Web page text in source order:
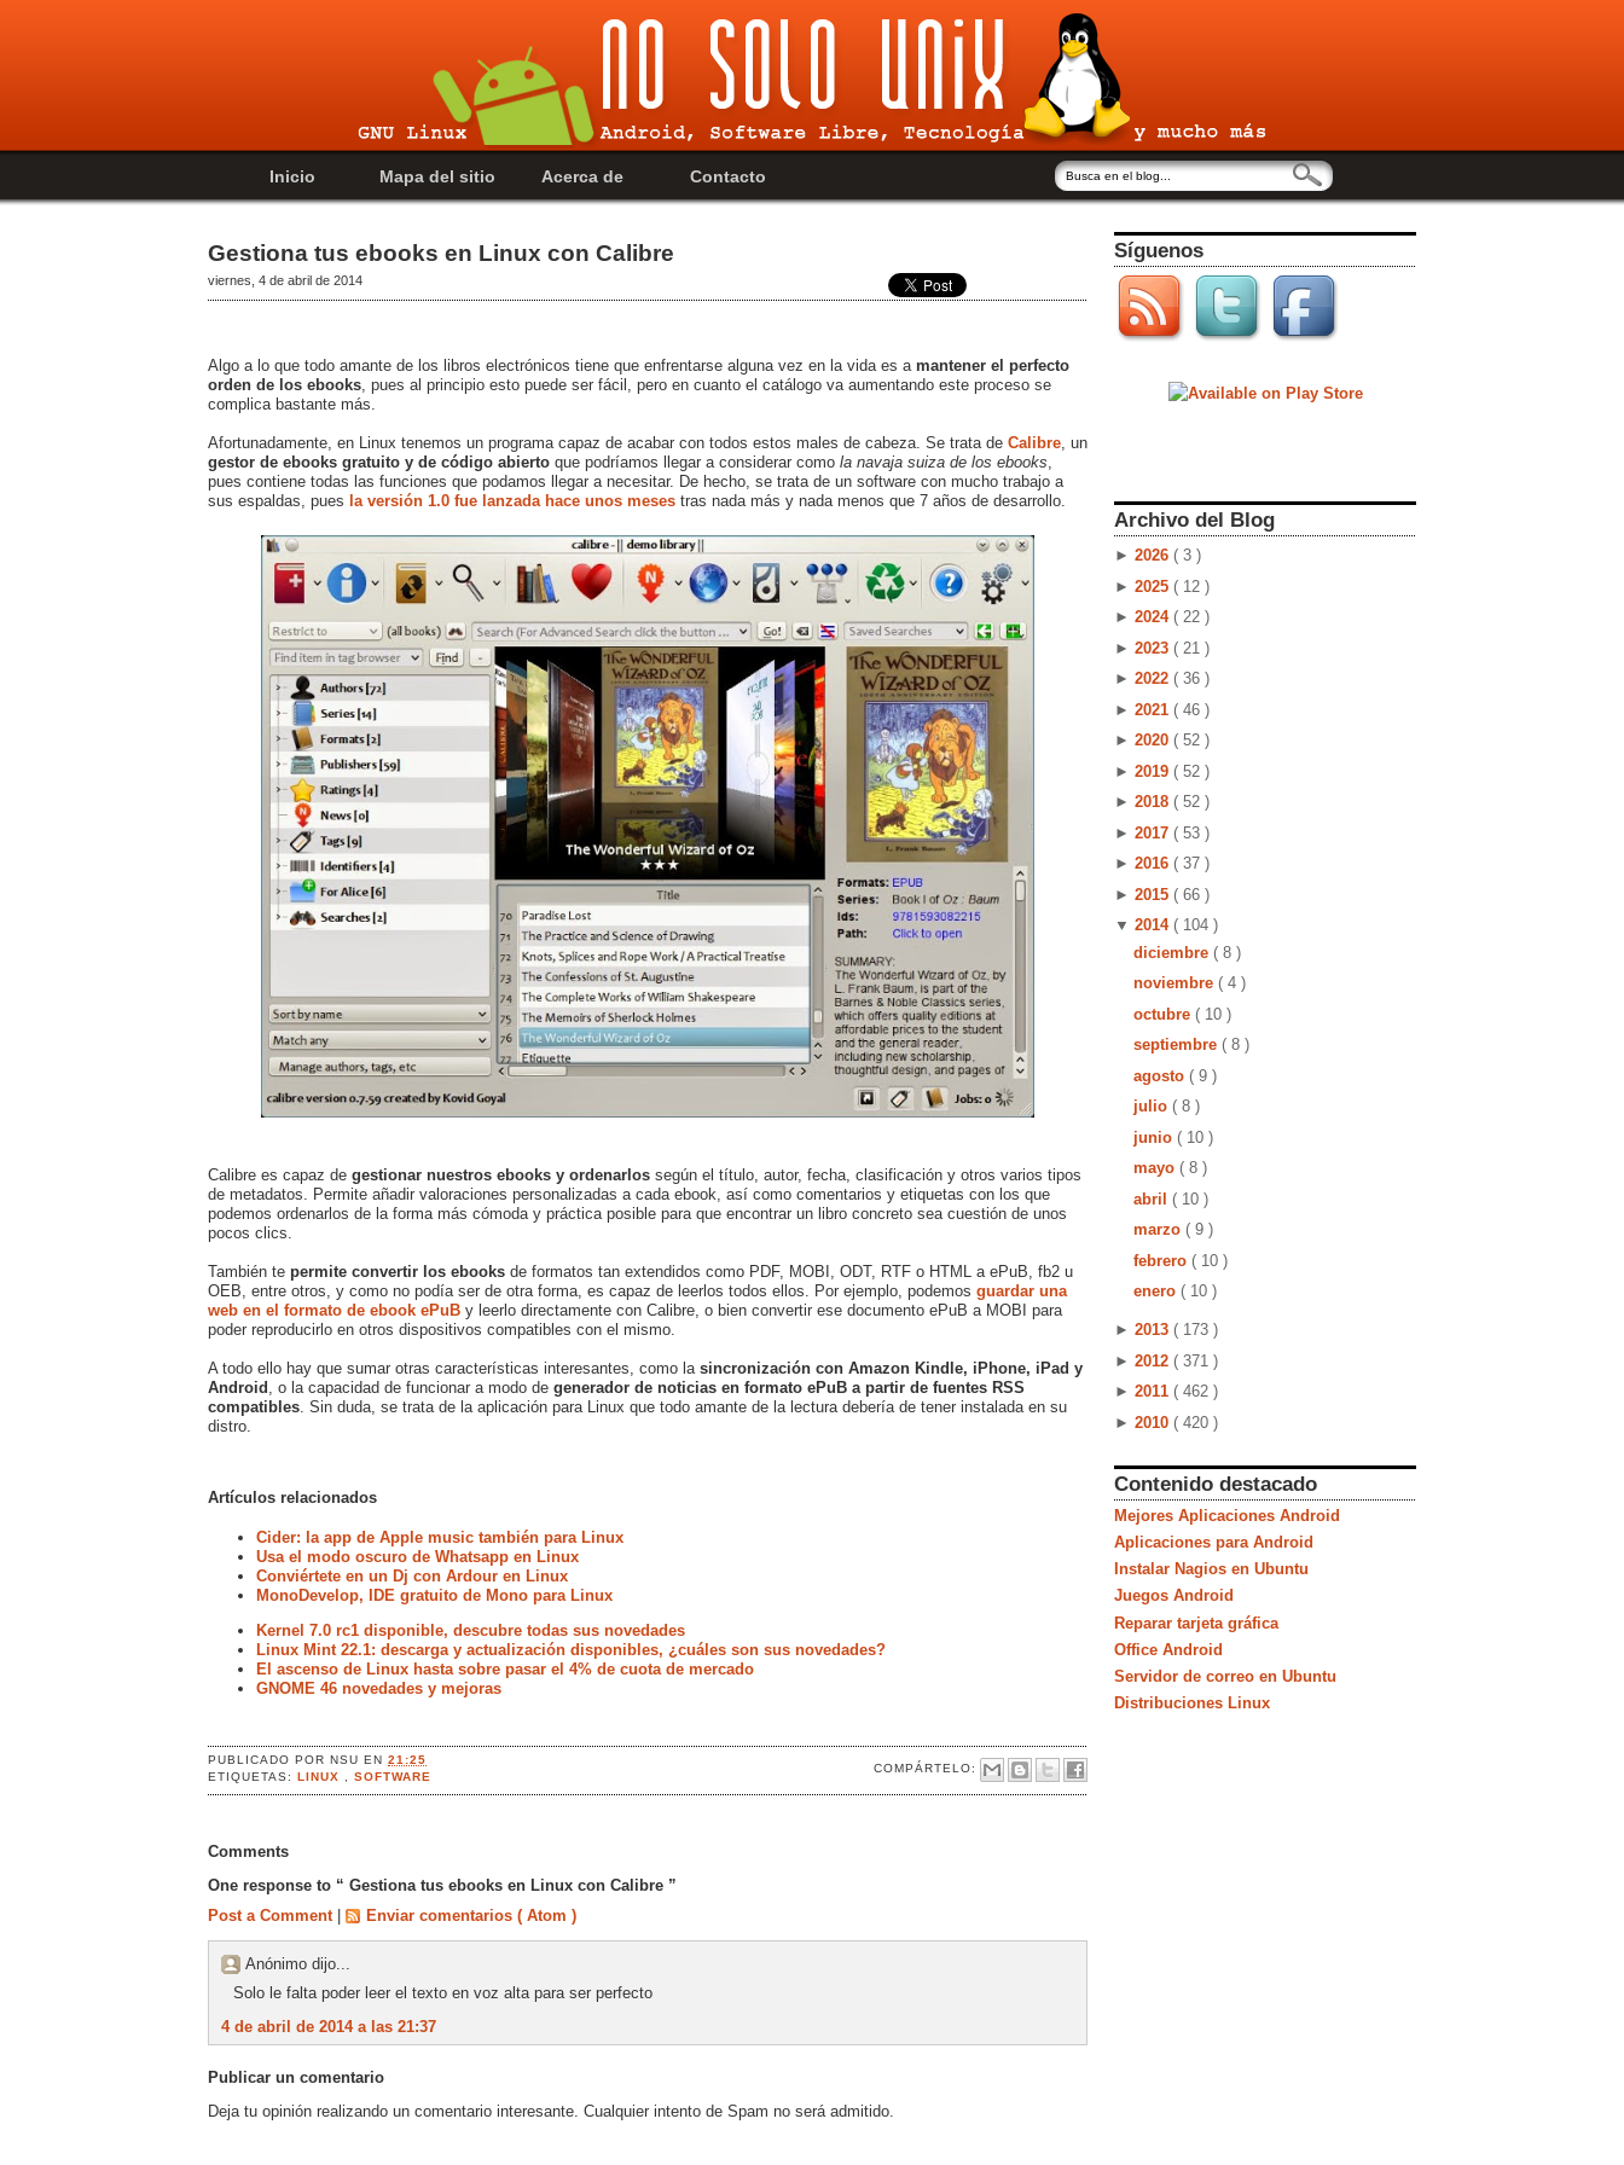
Inicio Mapa del sitio Acerca de Contacto
Gestiona tus ebooks en Linux con Calibre
viernes, 4 de abril de 2014
Algo a lo que todo amante de los libros electrónicos tiene que enfrentarse alguna vez en la vida es a mantener el perfecto
orden de los ebooks , pues al principio esto puede ser fácil, pero en cuanto el catálogo va aumentando este proceso se
complica bastante más.
Afortunadamente, en Linux tenemos un programa capaz de acabar con todos estos males de cabeza. Se trata de Calibre , un
gestor de ebooks gratuito y de código abierto que podríamos llegar a considerar como la navaja suiza de los ebooks
pues contiene todas las funciones que podamos llegar a necesitar. De hecho, se trata de un software con mucho trabajo a
sus espaldas, pues la versión 1.0 fue lanzada hace unos meses tras nada más y nada menos que 7 años de desarrollo.
Calibre es capaz de gestionar nuestros ebooks y ordenarlos según el título, autor, fecha, clasificación y otros varios tipos
de metadatos. Permite añadir valoraciones personalizadas a cada ebook, así como comentarios y etiquetas con los que
podemos ordenarlos de la forma más cómoda y práctica posible para que encontrar un libro concreto sea cuestión de unos
pocos clics.
También te permite convertir los ebooks de formatos tan extendidos como PDF, MOBI, ODT, RTF o HTML a ePuB, fb2 u
OEB, entre otros, y como no podía ser de otra forma, es capaz de leerlos todos ellos. Por ejemplo, podemos guardar una
web en el formato de ebook ePuB y leerlo directamente con Calibre, o bien convertir ese documento ePuB a MOBI para
poder reproducirlo en otros dispositivos compatibles con el mismo.
A todo ello hay que sumar otras características interesantes, como la sincronización con Amazon Kindle, iPhone, iPad y
Android , o la capacidad de funcionar a modo de generador de noticias en formato ePuB a partir de fuentes RSS
compatibles . Sin duda, se trata de la aplicación para Linux que todo amante de la lectura debería de tener instalada en su
distro.
Artículos relacionados
Cider: la app de Apple music también para Linux
Usa el modo oscuro de Whatsapp en Linux
Conviértete en un Dj con Ardour en Linux
MonoDevelop, IDE gratuito de Mono para Linux
Kernel 7.0 rc1 disponible, descubre todas sus novedades
Linux Mint 22.1: descarga y actualización disponibles, ¿cuáles son sus novedades?
El ascenso de Linux hasta sobre pasar el 4% de cuota de mercado
GNOME 46 novedades y mejoras
PUBLICADO PORNSUEN21:25
COMPÁRTELO:
ETIQUETAS:LINUX ,SOFTWARE
Comments
One response to “ Gestiona tus ebooks en Linux con Calibre ”
Post a Comment
Enviar comentarios ( Atom )
Anónimo dijo...
Solo le falta poder leer el texto en voz alta para ser perfecto
4 de abril de 2014 a las 21:37
Publicar un comentario
Deja tu opinión realizando un comentario interesante. Cualquier intento de Spam no será admitido.
Síguenos
Archivo del Blog
► 2026 ( 3 )
► 2025 ( 12 )
► 2024 ( 22 )
► 2023 ( 21 )
► 2022 ( 36 )
► 2021 ( 46 )
► 2020 ( 52 )
► 2019 ( 52 )
► 2018 ( 52 )
► 2017 ( 53 )
► 2016 ( 37 )
► 2015 ( 66 )
▼ 2014 ( 104 )
diciembre ( 8 )
noviembre ( 4 )
octubre ( 10 )
septiembre ( 8 )
agosto ( 9 )
julio ( 8 )
junio ( 10 )
mayo ( 8 )
abril ( 10 )
marzo ( 9 )
febrero ( 10 )
enero ( 10 )
► 2013 ( 173 )
► 2012 ( 371 )
► 2011 ( 462 )
► 2010 ( 420 )
Contenido destacado
Mejores Aplicaciones Android
Aplicaciones para Android
Instalar Nagios en Ubuntu
Juegos Android
Reparar tarjeta gráfica
Office Android
Servidor de correo en Ubuntu
Distribuciones Linux